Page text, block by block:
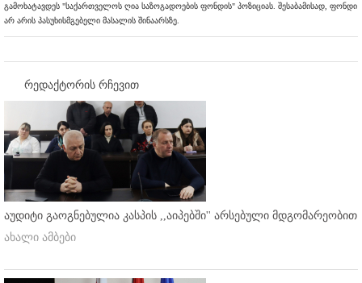
გამოხატავდეს "საქართველოს ღია საზოგადოების ფონდის" პოზიციას. შესაბამისად, ფონდი
არ არის პასუხისმგებელი მასალის შინაარსზე.
რედაქტორის რჩევით
აუდიტი გაოგნებულია კასპის ,,აიპებში'' არსებული მდგომარეობით
ახალი ამბები